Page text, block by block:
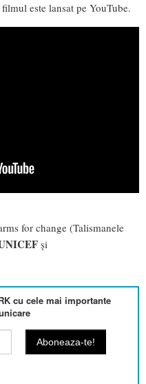
este lansat pe YouTube.
for change (Talismanele
și
cu cele mai importante